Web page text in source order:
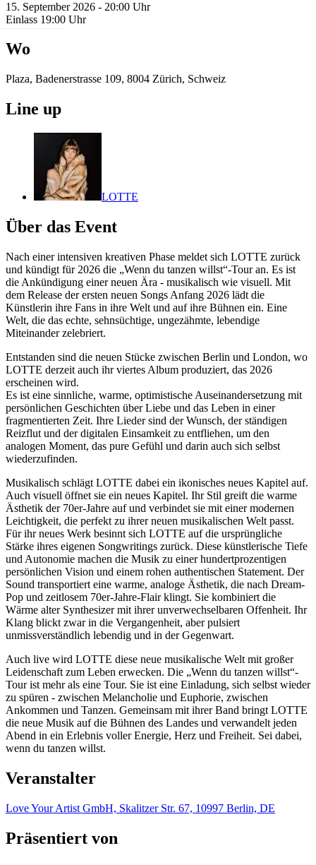
15. September 2026 - 20:00 Uhr
Einlass 19:00 Uhr
Wo
Plaza, Badenerstrasse 109, 8004 Zürich, Schweiz
Line up
LOTTE
Über das Event
Nach einer intensiven kreativen Phase meldet sich LOTTE zurück
und kündigt für 2026 die „Wenn du tanzen willst“-Tour an. Es ist
die Ankündigung einer neuen Ära - musikalisch wie visuell. Mit
dem Release der ersten neuen Songs Anfang 2026 lädt die
Künstlerin ihre Fans in ihre Welt und auf ihre Bühnen ein. Eine
Welt, die das echte, sehnsüchtige, ungezähmte, lebendige
Miteinander zelebriert.
Entstanden sind die neuen Stücke zwischen Berlin und London, wo
LOTTE derzeit auch ihr viertes Album produziert, das 2026
erscheinen wird.
Es ist eine sinnliche, warme, optimistische Auseinandersetzung mit
persönlichen Geschichten über Liebe und das Leben in einer
fragmentierten Zeit. Ihre Lieder sind der Wunsch, der ständigen
Reizflut und der digitalen Einsamkeit zu entfliehen, um den
analogen Moment, das pure Gefühl und darin auch sich selbst
wiederzufinden.
Musikalisch schlägt LOTTE dabei ein ikonisches neues Kapitel auf.
Auch visuell öffnet sie ein neues Kapitel. Ihr Stil greift die warme
Ästhetik der 70er-Jahre auf und verbindet sie mit einer modernen
Leichtigkeit, die perfekt zu ihrer neuen musikalischen Welt passt.
Für ihr neues Werk besinnt sich LOTTE auf die ursprüngliche
Stärke ihres eigenen Songwritings zurück. Diese künstlerische Tiefe
und Autonomie machen die Musik zu einer hundertprozentigen
persönlichen Vision und einem rohen authentischen Statement. Der
Sound transportiert eine warme, analoge Ästhetik, die nach Dream-
Pop und zeitlosem 70er-Jahre-Flair klingt. Sie kombiniert die
Wärme alter Synthesizer mit ihrer unverwechselbaren Offenheit. Ihr
Klang blickt zwar in die Vergangenheit, aber pulsiert
unmissverständlich lebendig und in der Gegenwart.
Auch live wird LOTTE diese neue musikalische Welt mit großer
Leidenschaft zum Leben erwecken. Die „Wenn du tanzen willst“-
Tour ist mehr als eine Tour. Sie ist eine Einladung, sich selbst wieder
zu spüren - zwischen Melancholie und Euphorie, zwischen
Ankommen und Tanzen. Gemeinsam mit ihrer Band bringt LOTTE
die neue Musik auf die Bühnen des Landes und verwandelt jeden
Abend in ein Erlebnis voller Energie, Herz und Freiheit. Sei dabei,
wenn du tanzen willst.
Veranstalter
Love Your Artist GmbH, Skalitzer Str. 67, 10997 Berlin, DE
Präsentiert von